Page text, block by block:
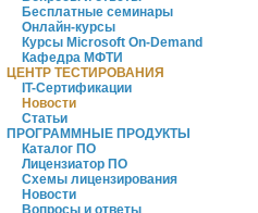
Бесплатные семинары
Онлайн-курсы
Курсы Microsoft On-Demand
Кафедра МФТИ
ЦЕНТР ТЕСТИРОВАНИЯ
IT-Сертификации
Новости
Статьи
ПРОГРАММНЫЕ ПРОДУКТЫ
Каталог ПО
Лицензиатор ПО
Схемы лицензирования
Новости
Вопросы и ответы